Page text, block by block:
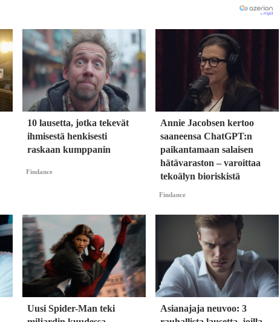
10 lausetta, jotka tekevät
ihmisestä henkisesti
raskaan kumppanin
Findance
Annie Jacobsen kertoo
saaneensa ChatGPT:n
paikantamaan salaisen
hätävaraston – varoittaa
tekoälyn bioriskistä
Findance
Uusi Spider-Man teki
Asianajaja neuvoo: 3